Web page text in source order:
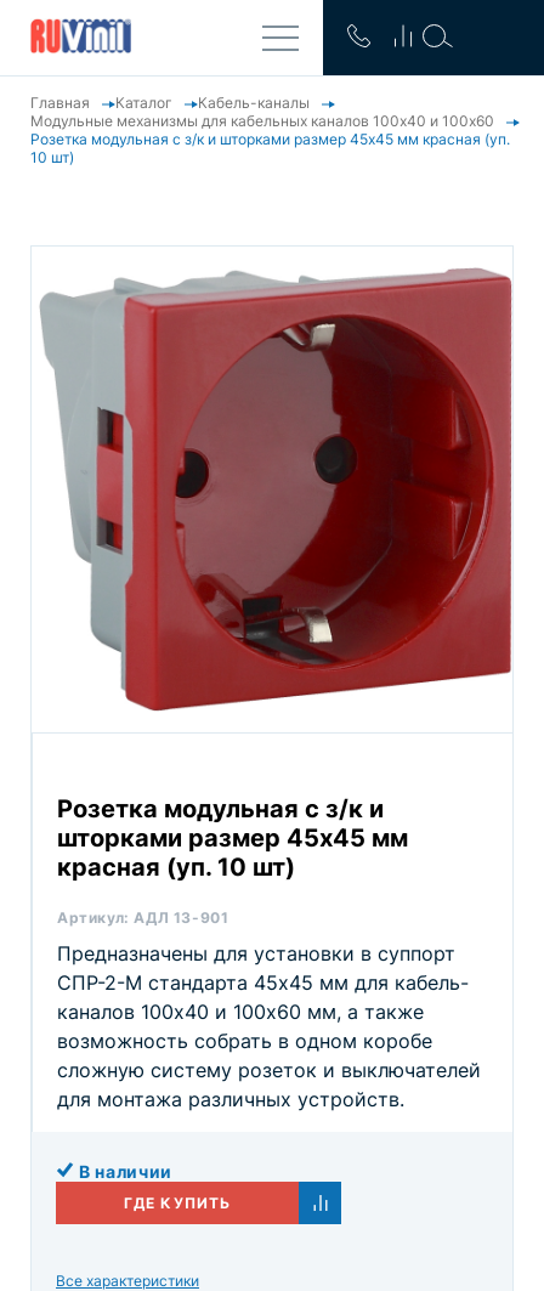
Главная Каталог
Кабель-каналы
Модульные механизмы для кабельных каналов 100x40 и 100x60
Розетка модульная с з/к и шторками размер 45х45 мм красная (уп.
10 шт)
Розетка модульная с з/к и
шторками размер 45х45 мм
красная (уп. 10 шт)
Артикул:АДЛ 13-901
Предназначены для установки в суппорт
СПР-2-М стандарта 45х45 мм для кабель-
каналов 100х40 и 100х60 мм, а также
возможность собрать в одном коробе
сложную систему розеток и выключателей
для монтажа различных устройств.
В наличии
ГДЕ КУПИТЬ
Все характеристики